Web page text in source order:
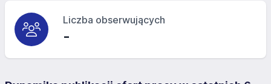
Liczba obserwujących
-